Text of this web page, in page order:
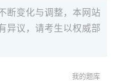
断变化与调整，本网站
异议，请考生以权威部
我的题库